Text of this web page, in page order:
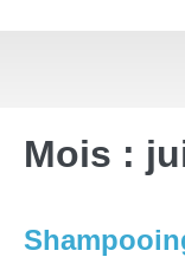
Mois :